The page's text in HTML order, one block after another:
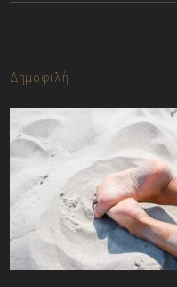
Δημοφιλή